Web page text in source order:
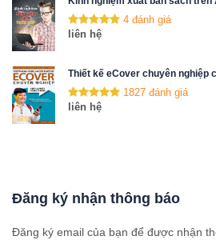
4 đánh giá
liên hệ
Thiết kế eCover chuyên nghiệp
1827 đánh giá
liên hệ
Đăng ký nhận thông báo
Đăng ký email của bạn để được nhận